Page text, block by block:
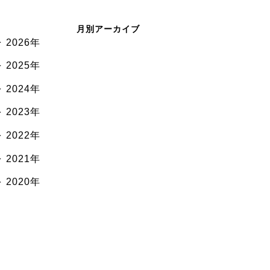
月別アーカイブ
2026年
2025年
2024年
2023年
2022年
2021年
2020年